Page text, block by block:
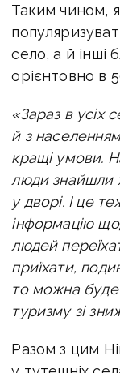
Таким чином,
село, а й інші
орієнтовно в
«Зараз в усіх
й з
кращі умови.
люди знайшли
у дворі. І це
інформацію
людей
приїхати,
то можна буде
туризму зі
Разом з цим